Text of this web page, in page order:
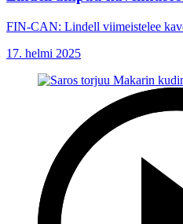
FIN-CAN: Lindell viimeistelee
17. helmi 2025